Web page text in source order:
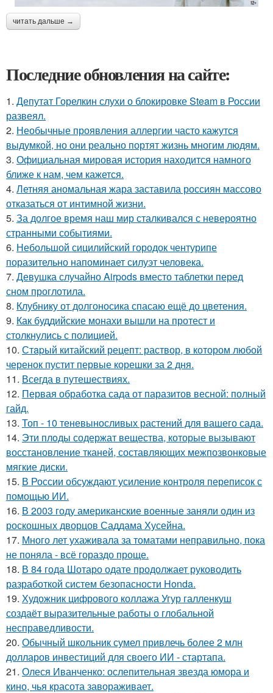
читать дальше →
Последние обновления на сайте:
1. Депутат Горелкин слухи о блокировке Steam в России
развеял.
2. Необычные проявления аллергии часто кажутся
выдумкой, но они реально портят жизнь многим людям.
3. Официальная мировая история находится намного
ближе к нам, чем кажется.
4. Летняя аномальная жара заставила россиян массово
отказаться от интимной жизни.
5. За долгое время наш мир сталкивался с невероятно
странными событиями.
6. Небольшой сицилийский городок чентурипе
поразительно напоминает силуэт человека.
7. Девушка случайно Airpods вместо таблетки перед
сном проглотила.
8. Клубнику от долгоносика спасаю ещё до цветения.
9. Как буддийские монахи вышли на протест и
столкнулись с полицией.
10. Стapый китайский рецепт: раствор, в котором любой
черенок пустит первые корешки за 2 дня.
11. Всегда в путешествиях.
12. Первая обработка сада от паразитов весной: полный
гайд.
13. Топ - 10 теневыносливых растений для вашего сада.
14. Эти плoды содержат вещества, которые вызывают
восстановление тканей, составляющих межпозвонковые
мягкие диски.
15. В России обсуждают усиление контроля переписок с
помощью ИИ.
16. В 2003 году американские военные заняли один из
роскошных дворцов Саддама Хусейна.
17. Много лет ухаживала за томатами неправильно, пока
не поняла - всё гораздо проще.
18. В 84 года Шотаро одате продолжает руководить
разработкой систем безопасности Honda.
19. Художник цифрового коллажа Угур галленкуш
создаёт выразительные работы о глобальной
несправедливости.
20. Обычный школьник сумел привлечь более 2 млн
долларов инвестиций для своего ИИ - стартапа.
21. Олеся Иванченко: ослепительная звезда юмора и
кино, чья красота завораживает.